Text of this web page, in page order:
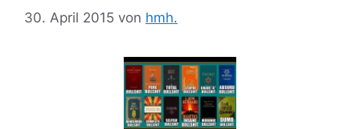
30. April 2015 von hmh.